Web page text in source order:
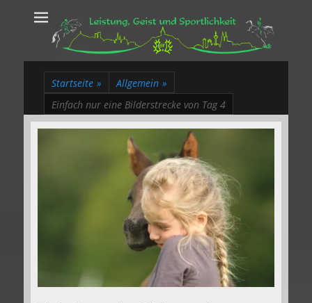
Leistung, Geist
und Sportlichkeit
Trakehner aus dem Herzen des Rheinlands
Startseite » Allgemein »
Einfach nur eine Bilderstrecke von Tag 4